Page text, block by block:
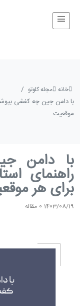
خانه مجله کلوتو
با دامن جین چه کفشی
موقعیت
با دامن
راهنمای
برای هر
1403/08/19
0 مقاله